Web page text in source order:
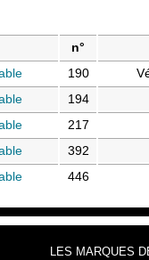
n°
190
194
217
392
446
LES MARQUES